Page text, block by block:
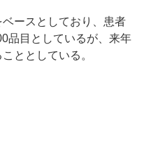
ースとしており、患者
品目としているが、来年
ととしている。